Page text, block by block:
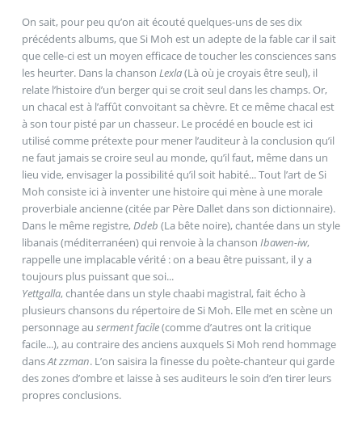
On sait, pour peu qu’on ait écouté quelques-uns de ses dix
précédents albums, que Si Moh est un adepte de la fable car il sait
que celle-ci est un moyen efficace de toucher les consciences sans
les heurter. Dans la chanson Lexla(Là où je croyais être seul), il
relate l’histoire d’un berger qui se croit seul dans les champs. Or,
un chacal est à l’affût convoitant sa chèvre. Et ce même chacal est
à son tour pisté par un chasseur. Le procédé en boucle est ici
utilisé comme prétexte pour mener l’auditeur à la conclusion qu’il
ne faut jamais se croire seul au monde, qu’il faut, même dans un
lieu vide, envisager la possibilité qu’il soit habité... Tout l’art de Si
Moh consiste ici à inventer une histoire qui mène à une morale
proverbiale ancienne (citée par Père Dallet dans son dictionnaire).
Dans le même registre, Ddeb (La bête noire), chantée dans un style
libanais (méditerranéen) qui renvoie à la chanson Ibawen-iw,
rappelle une implacable vérité : on a beau être puissant, il y a
toujours plus puissant que soi...
Yettgalla, chantée dans un style chaabi magistral, fait écho à
plusieurs chansons du répertoire de Si Moh. Elle met en scène un
personnage au serment facile(comme d’autres ont la critique
facile...), au contraire des anciens auxquels Si Moh rend hommage
dansAt zzman. L’on saisira la finesse du poète-chanteur qui garde
des zones d’ombre et laisse à ses auditeurs le soin d’en tirer leurs
propres conclusions.